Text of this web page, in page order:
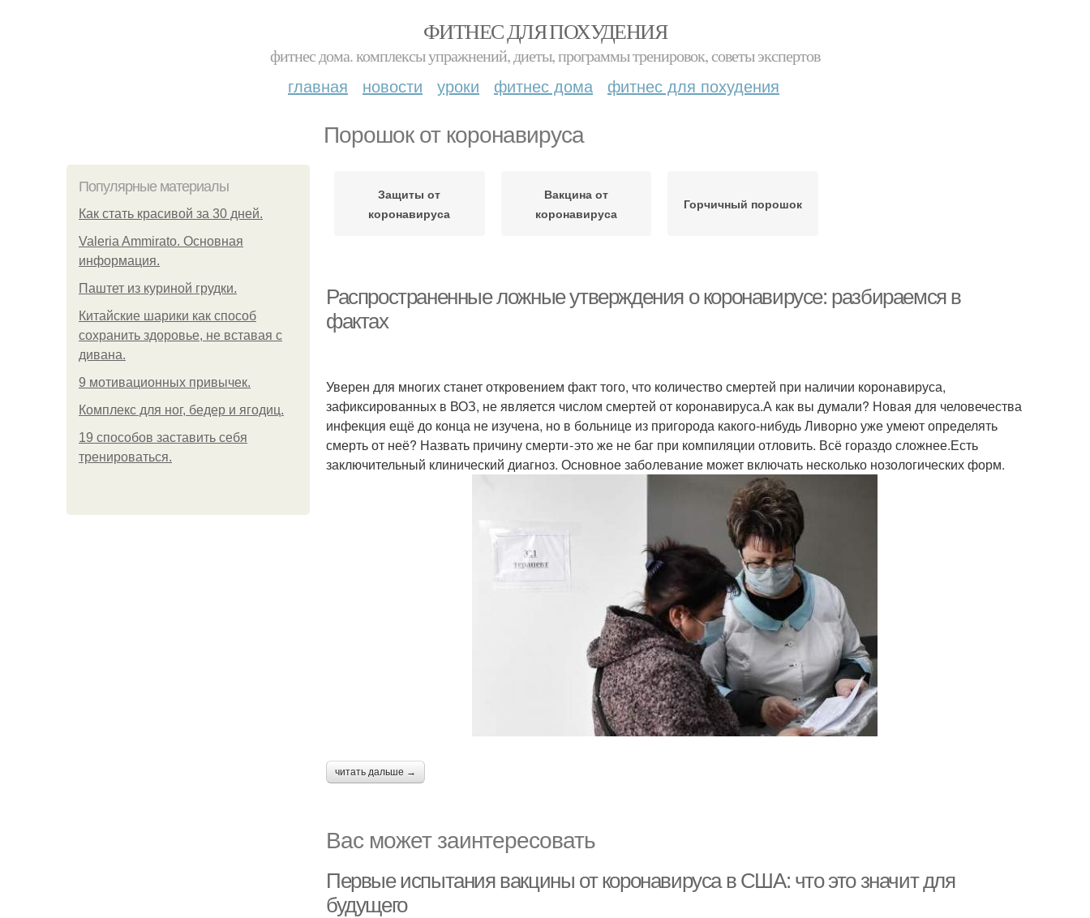
ФИТНЕС ДЛЯ ПОХУДЕНИЯ
фитнес дома. комплексы упражнений, диеты, программы тренировок, советы экспертов
главная новости уроки фитнес дома фитнес для похудения
Порошок от коронавируса
Популярные материалы
Как стать красивой за 30 дней.
Valeria Ammirato. Основная
информация.
Паштет из куриной грудки.
Китайские шарики как способ
сохранить здоровье, не вставая с
дивана.
9 мотивационных привычек.
Комплекс для ног, бедер и ягодиц.
19 способов заставить себя
тренироваться.
Защиты от
коронавируса
Вакцина от
коронавируса
Горчичный порошок
Распространенные ложные утверждения о коронавирусе: разбираемся в
фактах
Уверен для многих станет откровением факт того, что количество смертей при наличии коронавируса,
зафиксированных в ВОЗ, не является числом смертей от коронавируса.А как вы думали? Новая для человечества
инфекция ещё до конца не изучена, но в больнице из пригорода какого-нибудь Ливорно уже умеют определять
смерть от неё? Назвать причину смерти - это же не баг при компиляции отловить. Всё гораздо сложнее.Есть
заключительный клинический диагноз. Основное заболевание может включать несколько нозологических форм.
читать дальше →
Вас может заинтересовать
Первые испытания вакцины от коронавируса в США: что это значит для
будущего